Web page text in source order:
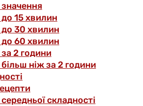
15 хвилин
30 хвилин
60 хвилин
2 години
ніж за 2 години
складності